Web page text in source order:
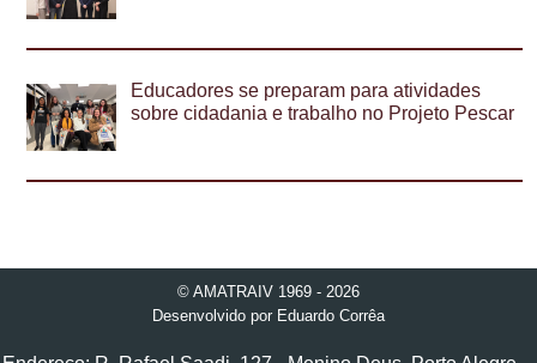
Educadores se preparam para atividades
sobre cidadania e trabalho no Projeto Pescar
© AMATRAIV 1969 - 2026
Desenvolvido por Eduardo Corrêa